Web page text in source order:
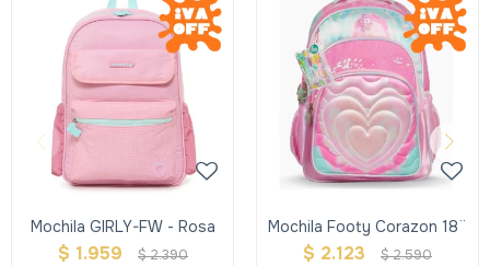
Mochila GIRLY-FW - Rosa
$ 1.959 $2.390
Mochila Footy Corazon 18¨
$ 2.123 $2.590